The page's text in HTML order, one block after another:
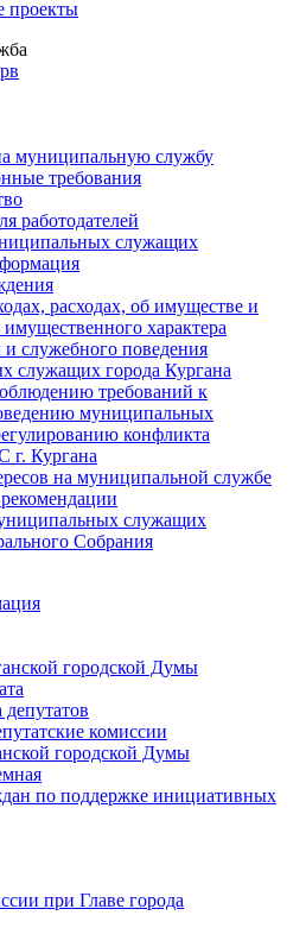
проекты
муниципальную службу
требования
работодателей
служащих
расходах, об имуществе и
имущественного характера
служебного поведения
служащих города Кургана
требований к
муниципальных
конфликта
г. Кургана
на муниципальной службе
служащих
Cобрания
городской Думы
комиссии
городской Думы
по поддержке инициативных
при Главе города